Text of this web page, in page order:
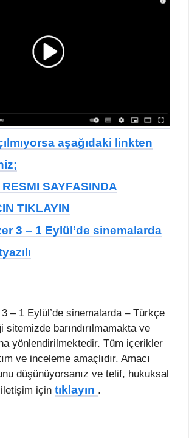
aşağıdaki linkten
SAYFASINDA
TIKLAYIN
3 – 1 Eylül’de sinemalarda
– 1 Eylül’de sinemalarda – Türkçe
sitemizde barındırılmamakta ve
yönlendirilmektedir. Tüm içerikler
ve inceleme amaçlıdır. Amacı
düşünüyorsanız ve telif, hukuksal
için tıklayın .